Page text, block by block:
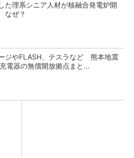
た理系シニア人材が核融合発電炉開
なぜ？
ジやFLASH、テスラなど 熊本地震
電器の無償開放拠点まと...